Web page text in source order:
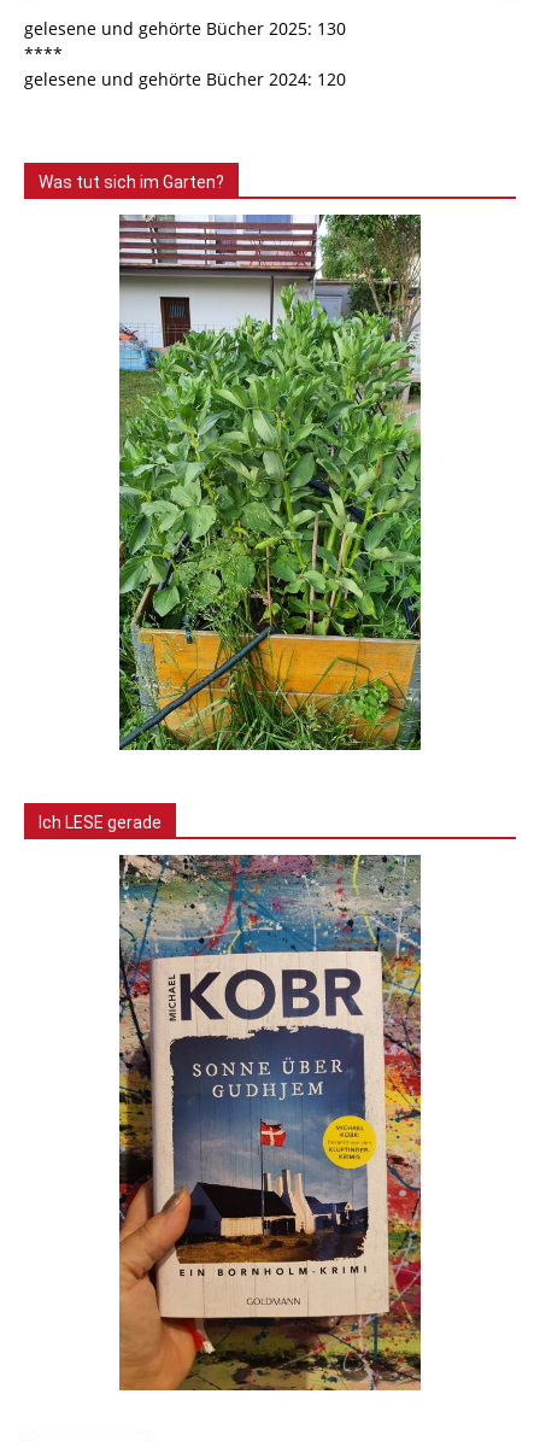
gelesene und gehörte Bücher 2025: 130
****
gelesene und gehörte Bücher 2024: 120
Was tut sich im Garten?
Ich LESE gerade